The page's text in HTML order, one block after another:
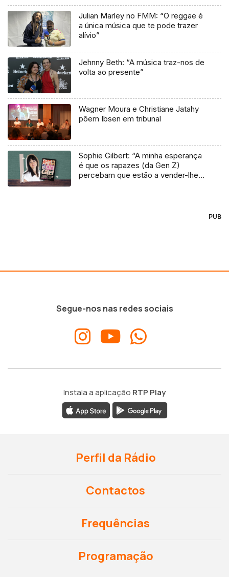
Julian Marley no FMM: “O reggae é
a única música que te pode trazer
alívio”
Jehnny Beth: “A música traz-nos de
volta ao presente”
Wagner Moura e Christiane Jatahy
põem Ibsen em tribunal
Sophie Gilbert: “A minha esperança
é que os rapazes (da Gen Z)
percebam que estão a vender-lhes
PUB
Segue-nos nas redes sociais
Instala a aplicação RTP Play
Perfil da Rádio
Contactos
Frequências
Programação